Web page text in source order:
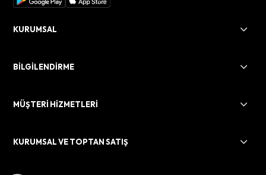
KURUMSAL
BİLGİLENDİRME
MÜŞTERİ HİZMETLERİ
KURUMSAL VE TOPTAN SATIŞ